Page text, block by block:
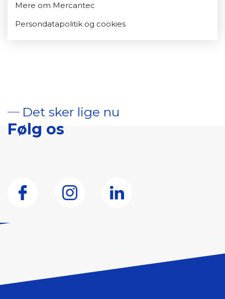
Mere om Mercantec
Persondatapolitik og cookies
Det sker lige nu
Følg os